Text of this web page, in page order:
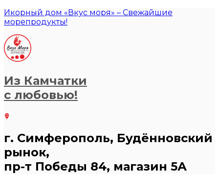
Икорный дом «Вкус моря» – Свежайшие
морепродукты!
Из Камчатки
с любовью!
г. Симферополь, Будённовский
рынок,
пр-т Победы 84, магазин 5А